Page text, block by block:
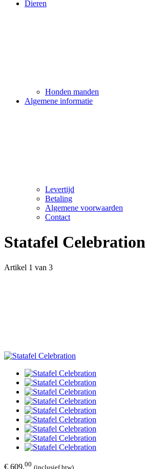
Dieren
Honden manden
Algemene informatie
Levertijd
Betaling
Algemene voorwaarden
Contact
Statafel Celebration
Artikel 1 van 3
€ 609,00 (inclusief btw)